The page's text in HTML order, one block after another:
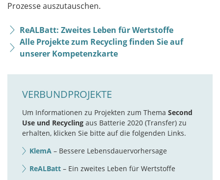
Prozesse auszutauschen.
ReALBatt: Zweites Leben für Wertstoffe
Alle Projekte zum Recycling finden Sie auf
unserer Kompetenzkarte
VERBUNDPROJEKTE
Um Informationen zu Projekten zum Thema Second
Use und Recycling aus Batterie 2020 (Transfer) zu
erhalten, klicken Sie bitte auf die folgenden Links.
KlemA – Bessere Lebensdauervorhersage
ReALBatt – Ein zweites Leben für Wertstoffe